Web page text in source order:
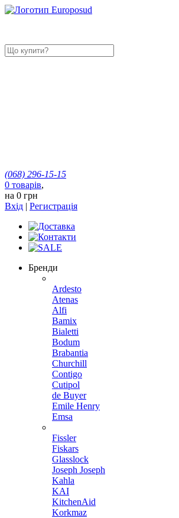
(068) 296-15-15
0 товарів,
на 0 грн
Вхід | Регистрація
Бренди
Ardesto
Atenas
Alfi
Bamix
Bialetti
Bodum
Brabantia
Churchill
Contigo
Cutipol
de Buyer
Emile Henry
Emsa
Fissler
Fiskars
Glasslock
Joseph Joseph
Kahla
KAI
KitchenAid
Korkmaz